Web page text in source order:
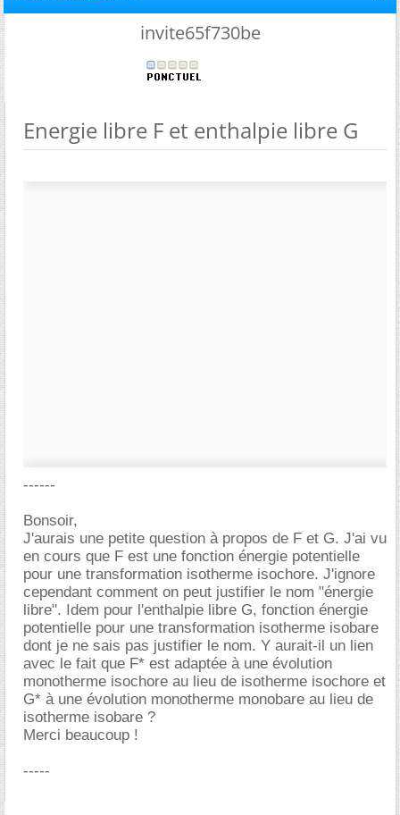
invite65f730be
Energie libre F et enthalpie libre G
------
Bonsoir,
J'aurais une petite question à propos de F et G. J'ai vu
en cours que F est une fonction énergie potentielle
pour une transformation isotherme isochore. J'ignore
cependant comment on peut justifier le nom "énergie
libre". Idem pour l'enthalpie libre G, fonction énergie
potentielle pour une transformation isotherme isobare
dont je ne sais pas justifier le nom. Y aurait-il un lien
avec le fait que F* est adaptée à une évolution
monotherme isochore au lieu de isotherme isochore et
G* à une évolution monotherme monobare au lieu de
isotherme isobare ?
Merci beaucoup !
-----